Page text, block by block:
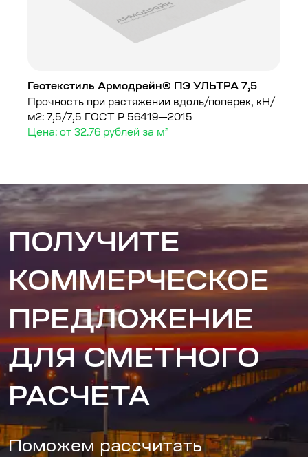
Геотекстиль Армодрейн® ПЭ УЛЬТРА 7,5
Прочность при растяжении вдоль/поперек, кН/
м2: 7,5/7,5 ГОСТ Р 56419—2015
Цена: от 32.76 рублей за м²
ПОЛУЧИТЕ
КОММЕРЧЕСКОЕ
ПРЕДЛОЖЕНИЕ
ДЛЯ СМЕТНОГО
РАСЧЕТА
Поможем рассчитать